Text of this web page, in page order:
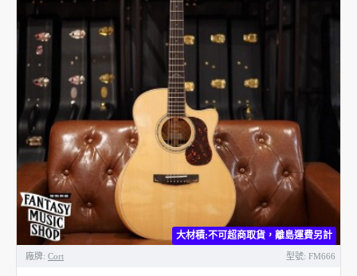
大材積:不可超商取貨，離島運費另計
廠牌: Cort 型號: FM666